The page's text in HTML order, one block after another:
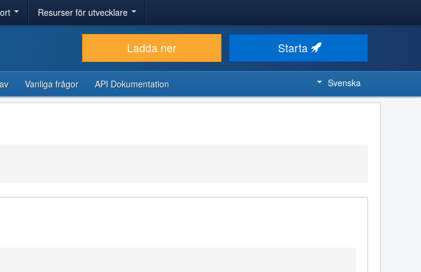
Resurser för utvecklare
Ladda ner Starta
Vanliga frågor API Dokumentation Svenska